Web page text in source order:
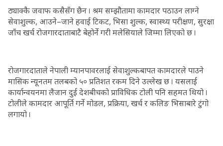
ठ्याक्कै जवाफ कसैसँग छैन । श्रम सम्झौतामा कामदार पठाउन लाग्ने
सेवाशुल्क, आउने–जाने हवाई टिकट, भिसा शुल्क, स्वास्थ्य परीक्षण, सुरक्षा
जाँच खर्च रोजगारदाताबाटै बेहोर्ने गरी मलेसियाले जिम्मा लिएको छ ।
रोजगारदाताले नेपाली म्यानपावरलाई सेवाशुल्कबापत कामदारले पाउने
मासिक न्यूनतम तलबको ५० प्रतिशत रकम दिने उल्लेख छ । यसलाई
कार्यान्वयनमा लैजान दुई देशबीचको प्राविधिक टोली पनि सहमत थियो ।
टोलीले कामदार आपूर्ति गर्ने मोडल, प्रक्रिया, खर्च र कलिङ भिसाबारे टुंगो
लगायो ।